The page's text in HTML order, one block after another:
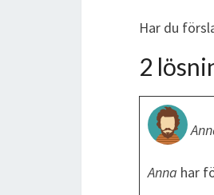
Har du
2
Anna har